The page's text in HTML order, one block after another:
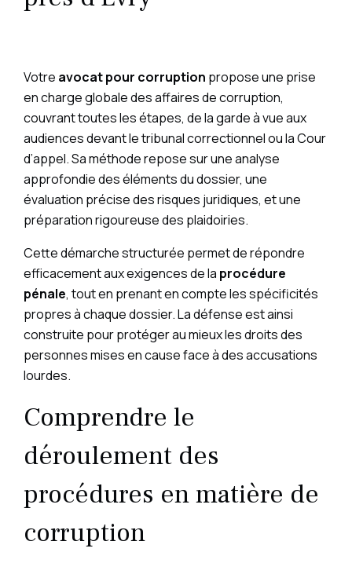
Votre avocat pour corruption propose une prise
en charge globale des affaires de corruption,
couvrant toutes les étapes, de la garde à vue aux
audiences devant le tribunal correctionnel ou la Cour
d’appel. Sa méthode repose sur une analyse
approfondie des éléments du dossier, une
évaluation précise des risques juridiques, et une
préparation rigoureuse des plaidoiries.
Cette démarche structurée permet de répondre
efficacement aux exigences de la procédure
pénale, tout en prenant en compte les spécificités
propres à chaque dossier. La défense est ainsi
construite pour protéger au mieux les droits des
personnes mises en cause face à des accusations
lourdes.
Comprendre le
déroulement des
procédures en matière de
corruption